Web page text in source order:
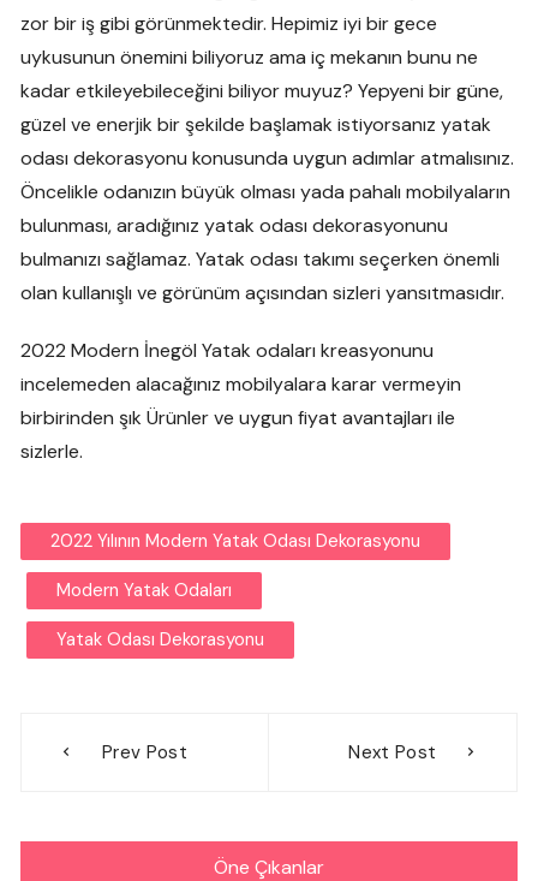
zor bir iş gibi görünmektedir. Hepimiz iyi bir gece
uykusunun önemini biliyoruz ama iç mekanın bunu ne
kadar etkileyebileceğini biliyor muyuz? Yepyeni bir güne,
güzel ve enerjik bir şekilde başlamak istiyorsanız yatak
odası dekorasyonu konusunda uygun adımlar atmalısınız.
Öncelikle odanızın büyük olması yada pahalı mobilyaların
bulunması, aradığınız yatak odası dekorasyonunu
bulmanızı sağlamaz. Yatak odası takımı seçerken önemli
olan kullanışlı ve görünüm açısından sizleri yansıtmasıdır.
2022 Modern İnegöl Yatak odaları kreasyonunu
incelemeden alacağınız mobilyalara karar vermeyin
birbirinden şık Ürünler ve uygun fiyat avantajları ile
sizlerle.
2022 Yılının Modern Yatak Odası Dekorasyonu
Modern Yatak Odaları
Yatak Odası Dekorasyonu
gezinmesi
Prev Post Next Post
Öne Çıkanlar